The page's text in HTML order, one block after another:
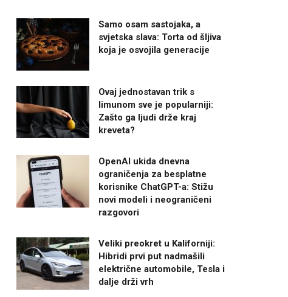
Samo osam sastojaka, a
svjetska slava: Torta od šljiva
koja je osvojila generacije
Ovaj jednostavan trik s
limunom sve je popularniji:
Zašto ga ljudi drže kraj
kreveta?
OpenAI ukida dnevna
ograničenja za besplatne
korisnike ChatGPT-a: Stižu
novi modeli i neograničeni
razgovori
Veliki preokret u Kaliforniji:
Hibridi prvi put nadmašili
električne automobile, Tesla i
dalje drži vrh